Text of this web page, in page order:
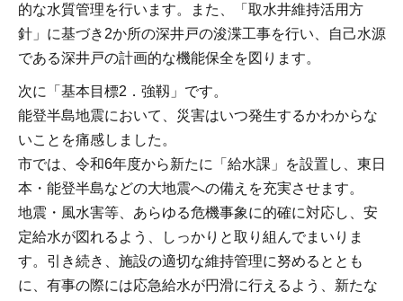
的な水質管理を行います。また、「取水井維持活用方
針」に基づき2か所の深井戸の浚渫工事を行い、自己水源
である深井戸の計画的な機能保全を図ります。
次に「基本目標2．強靱」です。
能登半島地震において、災害はいつ発生するかわからな
いことを痛感しました。
市では、令和6年度から新たに「給水課」を設置し、東日
本・能登半島などの大地震への備えを充実させます。
地震・風水害等、あらゆる危機事象に的確に対応し、安
定給水が図れるよう、しっかりと取り組んでまいりま
す。引き続き、施設の適切な維持管理に努めるととも
に、有事の際には応急給水が円滑に行えるよう、新たな